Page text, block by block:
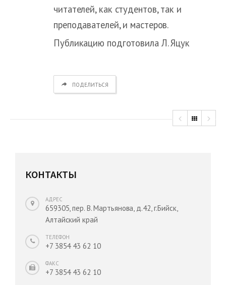
читателей, как студентов, так и
преподавателей, и мастеров.
Публикацию подготовила Л. Яцук
ПОДЕЛИТЬСЯ
КОНТАКТЫ
АДРЕС
659305, пер. В. Мартьянова, д.42, г.Бийск,
Алтайский край
ТЕЛЕФОН
+7 3854 43 62 10
ФАКС
+7 3854 43 62 10